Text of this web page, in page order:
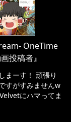
OneTime
画投稿者』
まーす！ 頑張り
すがすみませんw
にハマってま